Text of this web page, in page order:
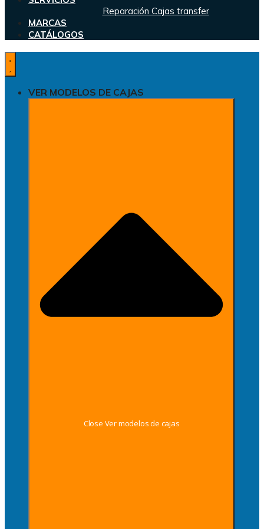
Reparación Cajas transfer
MARCAS
CATÁLOGOS
VER MODELOS DE CAJAS
Close Ver modelos de cajas